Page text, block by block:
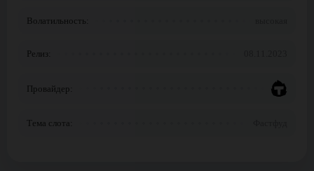
Волатильность:
Релиз:
Провайдер:
Тема слота: